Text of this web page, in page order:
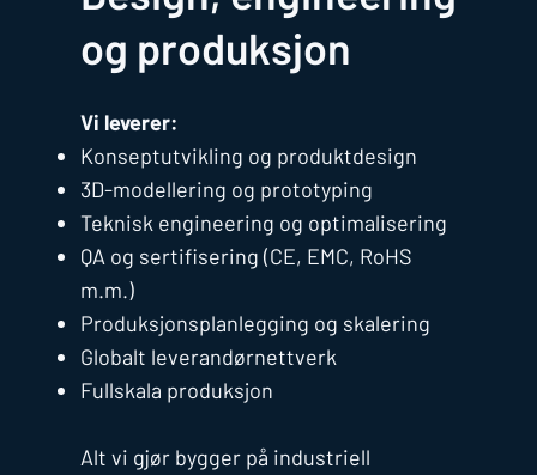
og produksjon
Vi leverer:
Konseptutvikling og produktdesign
3D-modellering og prototyping
Teknisk engineering og optimalisering
QA og sertifisering (CE, EMC, RoHS
m.m.)
Produksjonsplanlegging og skalering
Globalt leverandørnettverk
Fullskala produksjon
Alt vi gjør bygger på industriell